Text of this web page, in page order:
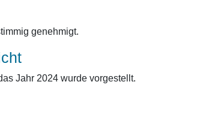
genehmigt.
Jahr 2024 wurde vorgestellt.